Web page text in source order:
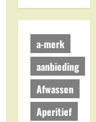
a-merk
aanbieding
Afwassen
Aperitief